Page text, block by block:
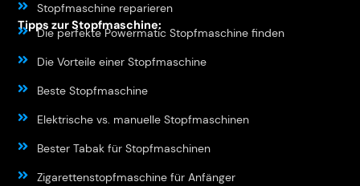
Stopfmaschine reparieren
Tipps zur Stopfmaschine:
Die perfekte Powermatic Stopfmaschine finden
Die Vorteile einer Stopfmaschine
Beste Stopfmaschine
Elektrische vs. manuelle Stopfmaschinen
Bester Tabak für Stopfmaschinen
Zigarettenstopfmaschine für Anfänger